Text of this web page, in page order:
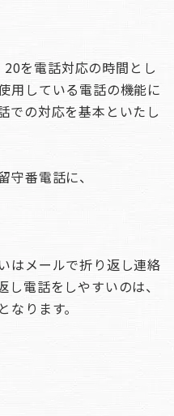
を電話対応の時間とし
用している電話の機能に
での対応を基本といたし
守番電話に、
はメールで折り返し連絡
電話をしやすいのは、
ります。